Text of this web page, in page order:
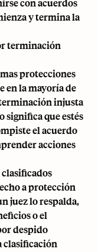
con acuerdos
y termina la
terminación
protecciones
en la mayoría de
injusta
significa que estés
el acuerdo
acciones
a protección
juez lo respalda,
o el
despido
clasificación